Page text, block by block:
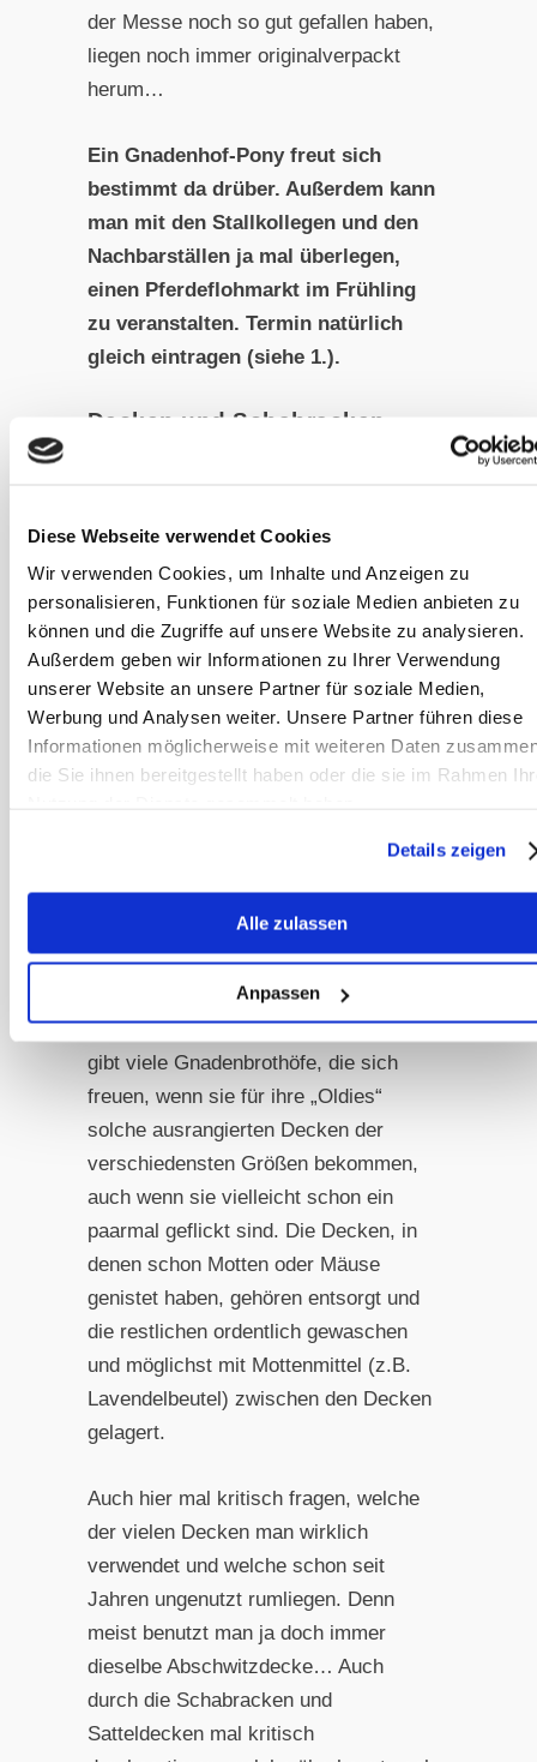
Diese Webseite verwendet Cookies
Wir verwenden Cookies, um Inhalte und Anzeigen zu
personalisieren, Funktionen für soziale Medien anbieten zu
können und die Zugriffe auf unsere Website zu analysieren.
Außerdem geben wir Informationen zu Ihrer Verwendung
unserer Website an unsere Partner für soziale Medien,
Werbung und Analysen weiter. Unsere Partner führen diese
Informationen möglicherweise mit weiteren Daten
die Sie ihnen bereitgestellt haben oder die sie im Rahmen
Details zeigen
Alle zulassen
Anpassen
der Messe noch so gut gefallen haben,
liegen noch immer originalverpackt
herum…
Ein Gnadenhof-Pony freut sich
bestimmt da drüber. Außerdem kann
man mit den Stallkollegen und den
Nachbarställen ja mal überlegen,
einen Pferdeflohmarkt im Frühling
zu veranstalten. Termin natürlich
gleich eintragen (siehe 1.).
Decken und Schabracken
eingelagerten Decken auch dem
doch den einen oder anderen Fehlkauf
oder die diversen Decken vom letzten
Pferd, die ja vielleicht irgendwann
noch einmal einem zukünftigen Pferd
passen könnten? Diese Decken
aufzuheben ist ungefähr so, wie die
wieder reinpasst. Das mag ja sein,
aber spätestens dann sind sie so aus
der Mode, dass man doch lieber was
Neues kauft.
Genau so ist es mit Pferdedecken. Es
gibt viele Gnadenbrothöfe, die sich
freuen, wenn sie für ihre „Oldies“
solche ausrangierten Decken der
verschiedensten Größen bekommen,
auch wenn sie vielleicht schon ein
paarmal geflickt sind. Die Decken, in
denen schon Motten oder Mäuse
genistet haben, gehören entsorgt und
die restlichen ordentlich gewaschen
und möglichst mit Mottenmittel (z.B.
Lavendelbeutel) zwischen den Decken
gelagert.
Auch hier mal kritisch fragen, welche
der vielen Decken man wirklich
verwendet und welche schon seit
Jahren ungenutzt rumliegen. Denn
meist benutzt man ja doch immer
dieselbe Abschwitzdecke… Auch
durch die Schabracken und
Satteldecken mal kritisch